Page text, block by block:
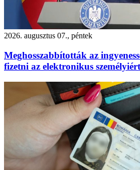
2026. augusztus 07., péntek
Meghosszabbították az
fizetni az elektronikus személyiért